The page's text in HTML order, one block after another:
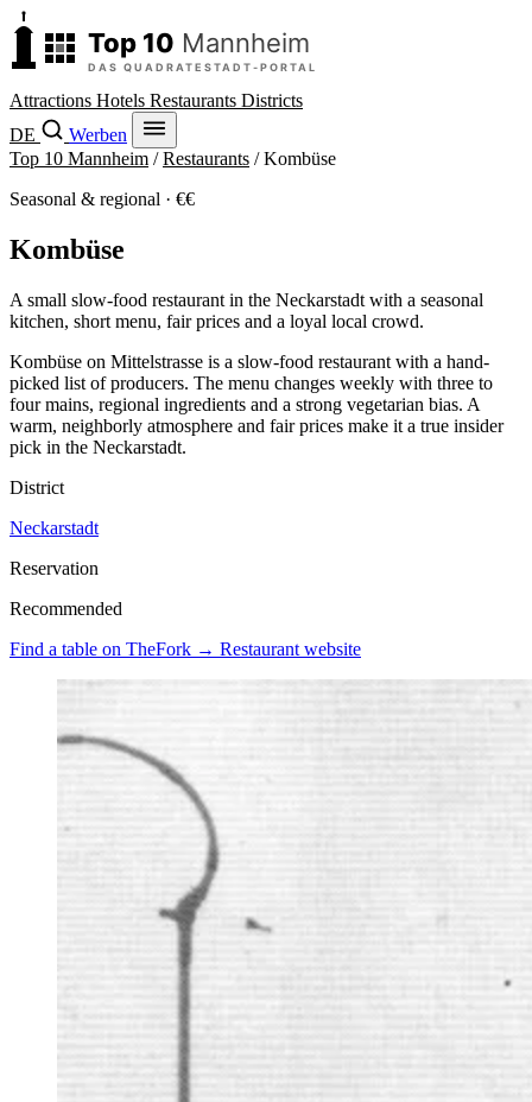
Attractions Hotels Restaurants Districts
DE
Werben
Top 10 Mannheim /Restaurants /Kombüse
Seasonal & regional · €€
Kombüse
A small slow-food restaurant in the Neckarstadt with a seasonal
kitchen, short menu, fair prices and a loyal local crowd.
Kombüse on Mittelstrasse is a slow-food restaurant with a hand-
picked list of producers. The menu changes weekly with three to
four mains, regional ingredients and a strong vegetarian bias. A
warm, neighborly atmosphere and fair prices make it a true insider
pick in the Neckarstadt.
District
Neckarstadt
Reservation
Recommended
Find a table on TheFork → Restaurant website